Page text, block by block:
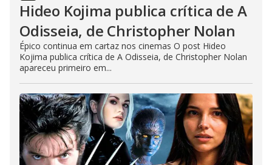
Hideo Kojima publica crítica de A
Odisseia, de Christopher Nolan
Épico continua em cartaz nos cinemas O post Hideo
Kojima publica crítica de A Odisseia, de Christopher Nolan
apareceu primeiro em...